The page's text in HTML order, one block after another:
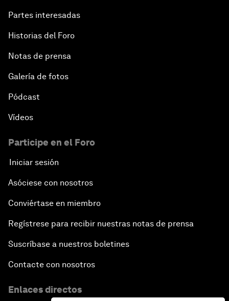
Partes interesadas
Historias del Foro
Notas de prensa
Galería de fotos
Pódcast
Vídeos
Participe en el Foro
Iniciar sesión
Asóciese con nosotros
Conviértase en miembro
Regístrese para recibir nuestras notas de prensa
Suscríbase a nuestros boletines
Contacte con nosotros
Enlaces directos